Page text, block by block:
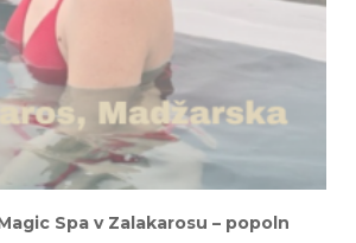
Spa v Zalakarosu – popoln